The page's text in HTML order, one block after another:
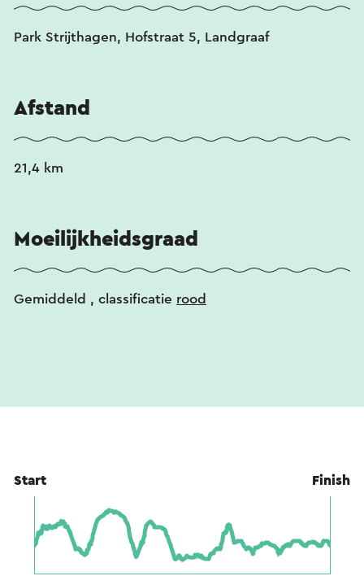
Park Strijthagen, Hofstraat 5, Landgraaf
Afstand
21,4 km
Moeilijkheidsgraad
Gemiddeld , classificatie rood
Start Finish